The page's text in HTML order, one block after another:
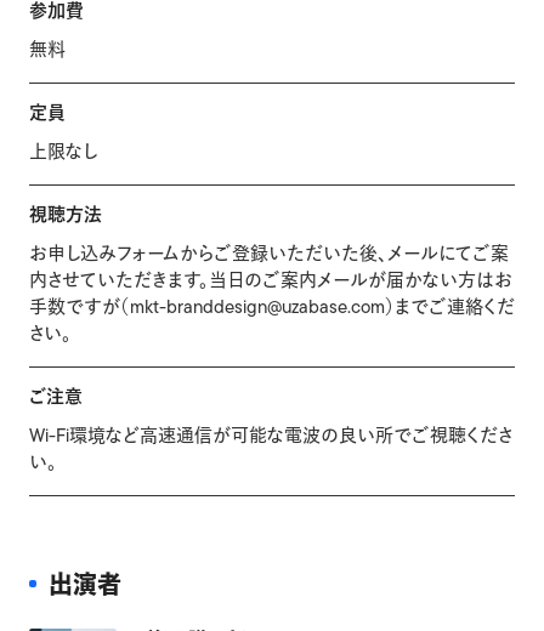
参加費
無料
定員
上限なし
視聴方法
お申し込みフォームからご登録いただいた後、メールにてご案
内させていただきます。当日のご案内メールが届かない方はお
手数ですが（mkt-branddesign@uzabase.com）までご連絡くだ
さい。
ご注意
Wi-Fi環境など高速通信が可能な電波の良い所でご視聴くださ
い。
出演者